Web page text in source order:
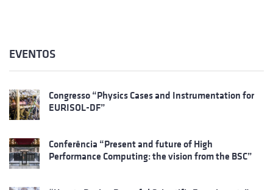
EVENTOS
Congresso “Physics Cases and Instrumentation for
EURISOL-DF”
Conferência “Present and future of High
Performance Computing: the vision from the BSC”